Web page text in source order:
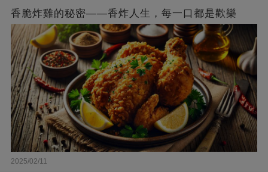
香脆炸雞的秘密——香炸人生，每一口都是歡樂
2025/02/11